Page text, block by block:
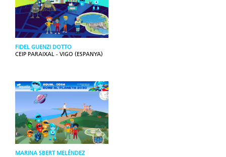
FIDEL GUENZI DOTTO
CEIP PARAIXAL - VIGO (ESPANYA)
MARINA SBERT MELÉNDEZ